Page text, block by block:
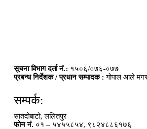
सूचना विभाग दर्ता नं.: १५०६/०७६-०७७
प्रबन्ध निर्देशक / प्रधान सम्पादक : गोपाल आले
सम्पर्क:
सातदोबाटो, ललितपुर
फोन नं. ०१ – ५४५५८५४, ९८२४८८६१७६